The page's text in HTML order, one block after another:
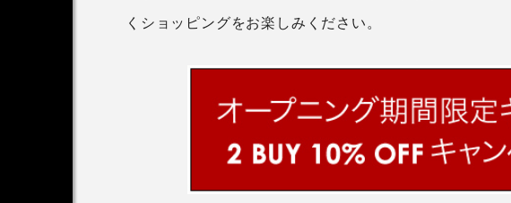
くショッピングをお楽しみください。